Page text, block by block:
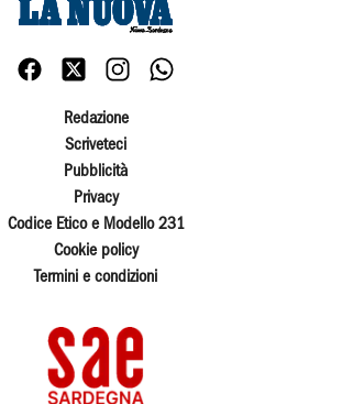
Redazione
Scriveteci
Pubblicità
Privacy
Codice Etico e Modello 231
Cookie policy
Termini e condizioni